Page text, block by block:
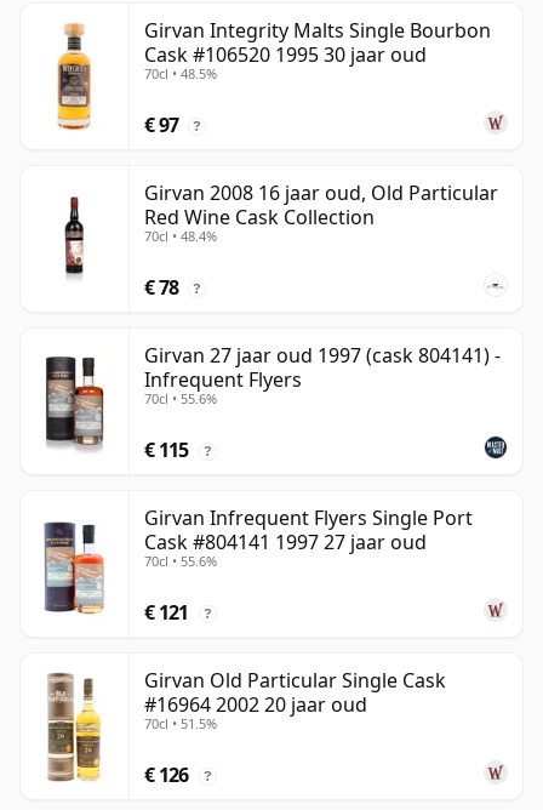
Girvan Integrity Malts Single Bourbon
Cask #106520 1995 30 jaar oud
70cl • 48.5%
€ 97 ?
Girvan 2008 16 jaar oud, Old Particular
Red Wine Cask Collection
70cl • 48.4%
€ 78 ?
Girvan 27 jaar oud 1997 (cask 804141) -
Infrequent Flyers
70cl • 55.6%
€ 115 ?
Girvan Infrequent Flyers Single Port
Cask #804141 1997 27 jaar oud
70cl • 55.6%
€ 121 ?
Girvan Old Particular Single Cask
#16964 2002 20 jaar oud
70cl • 51.5%
€ 126 ?